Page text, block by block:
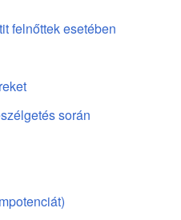
felnőttek esetében
során